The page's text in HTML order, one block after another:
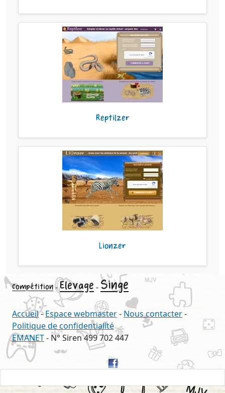
Reptilzer
Lionzer
Compétition-Elevage - Singe
Accueil-Espace webmaster- Nous contacter-
Politique de confidentialité
EMANET- N° Siren 499 702 447